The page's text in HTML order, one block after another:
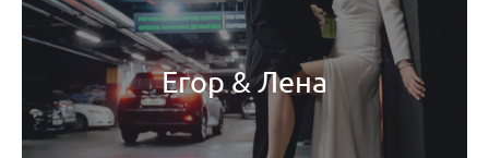
Егор & Лена